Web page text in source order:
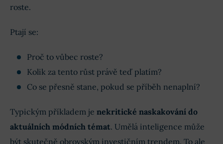
roste.
Ptají se:
Proč to vůbec roste?
Kolik za tento růst právě teď platím?
Co se přesně stane, pokud se příběh nenaplní?
Typickým příkladem je nekritické naskakování do
aktuálních módních témat. Umělá inteligence může
být skutečně obrovským investičním trendem. To ale